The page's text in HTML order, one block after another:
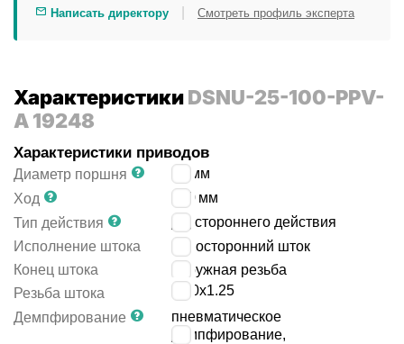
Написать директору Смотреть профиль эксперта
ХарактеристикиDSNU-25-100-PPV-
A 19248
Характеристики приводов
Диаметр поршня
мм
Ход
100 мм
Тип действия
двустороннего действия
Исполнение штока
односторонний шток
Конец штока
наружная резьба
Резьба штока
M10x1.25
Демпфирование
пневматическое
демпфирование,